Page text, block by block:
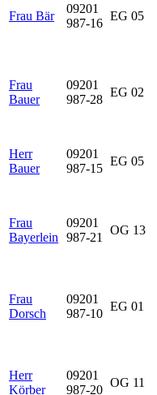
Frau Bär
09201
987-16
EG 05
Frau
Bauer
09201
987-28
EG 02
Herr
Bauer
09201
987-15
EG 05
Frau
Bayerlein
09201
987-21
OG 13
Frau
Dorsch
09201
987-10
EG 01
Herr
Körber
09201
987-20
OG 11